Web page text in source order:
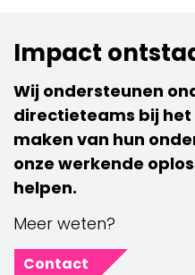
Impact
Wij ondersteunen
directieteams bij
maken van hun
onze werkende
helpen.
Meer weten?
Contact